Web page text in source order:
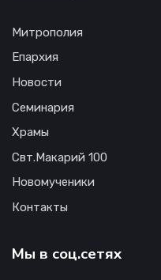
Митрополия
Епархия
Новости
Семинария
Храмы
Свт.Макарий 100
Новомученики
Контакты
Мы в соц.сетях